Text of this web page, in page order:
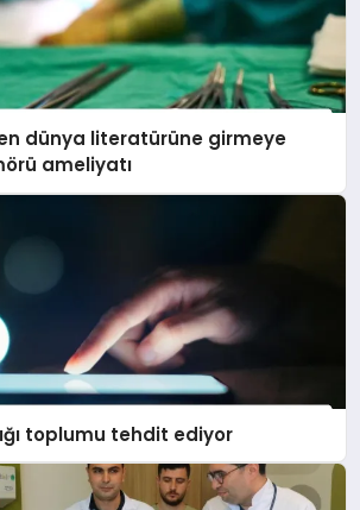
dünya literatürüne girmeye
ameliyatı
toplumu tehdit ediyor